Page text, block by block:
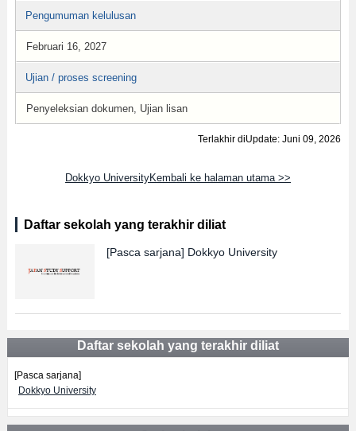
Pengumuman kelulusan
Februari 16, 2027
Ujian / proses screening
Penyeleksian dokumen, Ujian lisan
Terlakhir diUpdate: Juni 09, 2026
Dokkyo UniversityKembali ke halaman utama >>
Daftar sekolah yang terakhir diliat
[Pasca sarjana] Dokkyo University
Daftar sekolah yang terakhir diliat
[Pasca sarjana]
Dokkyo University